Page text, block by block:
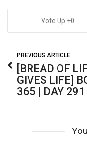
0
PREVIOUS ARTICLE
[BREAD OF
GIVES LIFE]
365 | DAY 291